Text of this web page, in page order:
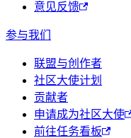
意见反馈
参与我们
联盟与创作者
社区大使计划
贡献者
申请成为社区大使
前往任务看板